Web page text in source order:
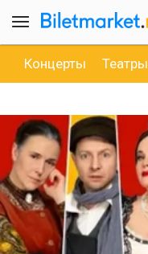
Концерты Театры